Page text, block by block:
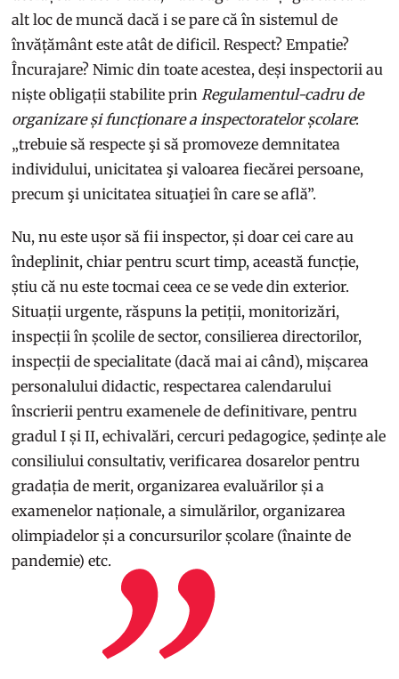
alt loc de muncă dacă i se pare că în sistemul de
învățământ este atât de dificil. Respect? Empatie?
Încurajare? Nimic din toate acestea, deși inspectorii au
niște obligații stabilite prinRegulamentul-cadru de
organizare și funcționare a inspectoratelor școlare:
„trebuie să respecte şi să promoveze demnitatea
individului, unicitatea şi valoarea fiecărei persoane,
precum şi unicitatea situaţiei în care se află”.
Nu, nu este ușor să fii inspector, și doar cei care au
îndeplinit, chiar pentru scurt timp, această funcție,
știu că nu este tocmai ceea ce se vede din exterior.
Situații urgente, răspuns la petiții, monitorizări,
inspecții în școlile de sector, consilierea directorilor,
inspecții de specialitate (dacă mai ai când), mișcarea
personalului didactic, respectarea calendarului
înscrierii pentru examenele de definitivare, pentru
gradul I și II, echivalări, cercuri pedagogice, ședințe ale
consiliului consultativ, verificarea dosarelor pentru
gradația de merit, organizarea evaluărilor și a
examenelor naționale, a simulărilor, organizarea
olimpiadelor și a concursurilor școlare (înainte de
pandemie) etc.